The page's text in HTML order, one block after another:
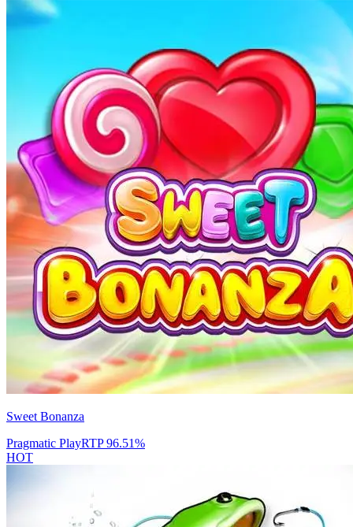
Sweet Bonanza
Pragmatic PlayRTP96.51%
HOT